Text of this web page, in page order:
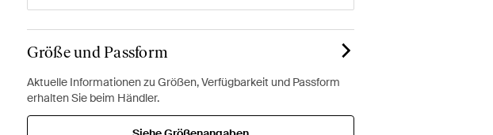
Größe und Passform
Aktuelle Informationen zu Größen, Verfügbarkeit und Passform
erhalten Sie beim Händler.